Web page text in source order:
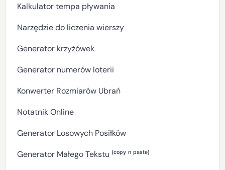
Kalkulator tempa pływania
Narzędzie do liczenia wierszy
Generator krzyżówek
Generator numerów loterii
Konwerter Rozmiarów Ubrań
Notatnik Online
Generator Losowych Posiłków
Generator Małego Tekstu ⁽ᶜᵒᵖʸ ⁿ ᵖᵃˢᵗᵉ⁾